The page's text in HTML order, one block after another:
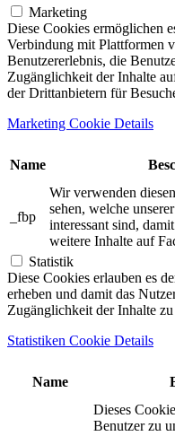
Marketing
Diese Cookies ermöglichen
Verbindung mit Plattformen
Benutzererlebnis, die
Zugänglichkeit der Inhalte
der Drittanbietern für
Marketing Cookie Details
Name
_fbp
Wir verwenden
sehen, welche
interessant sind,
weitere Inhalte auf
Statistik
Diese Cookies erlauben es
erheben und damit das
Zugänglichkeit der Inhalte zu
Statistiken Cookie Details
Name
Dieses
Benutzer zu